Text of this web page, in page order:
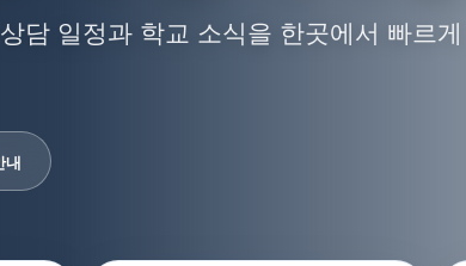
담 일정과 학교 소식을 한곳에서 빠르게
내